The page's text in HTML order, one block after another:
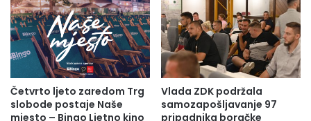
Četvrto ljeto zaredom Trg
slobode postaje Naše
mjesto – Bingo Ljetno kino
Vlada ZDK podržala
samozapošljavanje 97
pripadnika boračke